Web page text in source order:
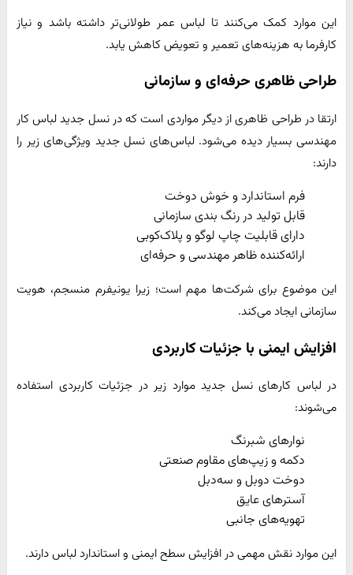
این موارد کمک می‌کنند تا لباس عمر طولانی‌تر داشته باشد و نیاز
کارفرما به هزینه‌های تعمیر و تعویض کاهش یابد.
طراحی ظاهری حرفه‌ای و سازمانی
ارتقا در طراحی ظاهری از دیگر مواردی است که در نسل جدید لباس کار
مهندسی بسیار دیده می‌شود. لباس‌های نسل جدید ویژگی‌های زیر را
دارند:
فرم استاندارد و خوش دوخت
قابل تولید در رنگ بندی سازمانی
دارای قابلیت چاپ لوگو و پلاک‌کوبی
ارائه‌کننده ظاهر مهندسی و حرفه‌ای
این موضوع برای شرکت‌ها مهم است؛ زیرا یونیفرم منسجم، هویت
سازمانی ایجاد می‌کند.
افزایش ایمنی با جزئیات کاربردی
در لباس کارهای نسل جدید موارد زیر در جزئیات کاربردی استفاده
می‌شوند:
نوارهای شبرنگ
دکمه و زیپ‌های مقاوم صنعتی
دوخت دوبل و سه‌دبل
آسترهای عایق
تهویه‌های جانبی
این موارد نقش مهمی در افزایش سطح ایمنی و استاندارد لباس دارند.